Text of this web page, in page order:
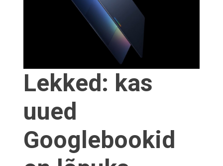
Lekked: kas
uued
Googlebookid